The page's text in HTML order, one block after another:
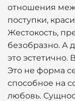
отношения
поступки,
Жестокость,
безобразно. А
это эстетично.
Это не форма
способное на
любовь.